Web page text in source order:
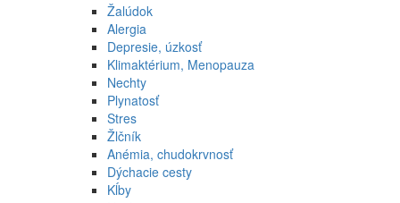
Žalúdok
Alergia
Depresie, úzkosť
Klimaktérium, Menopauza
Nechty
Plynatosť
Stres
Žlčník
Anémia, chudokrvnosť
Dýchacie cesty
Kĺby